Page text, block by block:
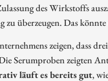
des Wirkstoffs
zu überzeugen. Das
zeigen, dass
Serumproben zeigten
läuft es bereits gut,